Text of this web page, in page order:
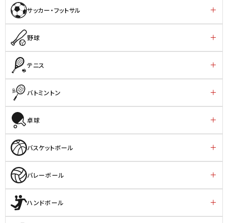
サッカー・フットサル
野球
テニス
バトミントン
卓球
バスケットボール
バレーボール
ハンドボール